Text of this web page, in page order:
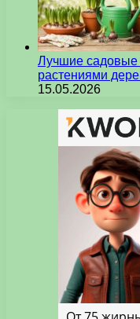
Лучшие садовые
растениями
15.05.2026